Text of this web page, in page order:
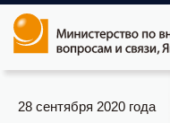
28 сентября 2020 года